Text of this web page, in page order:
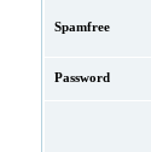
Spamfree
Password